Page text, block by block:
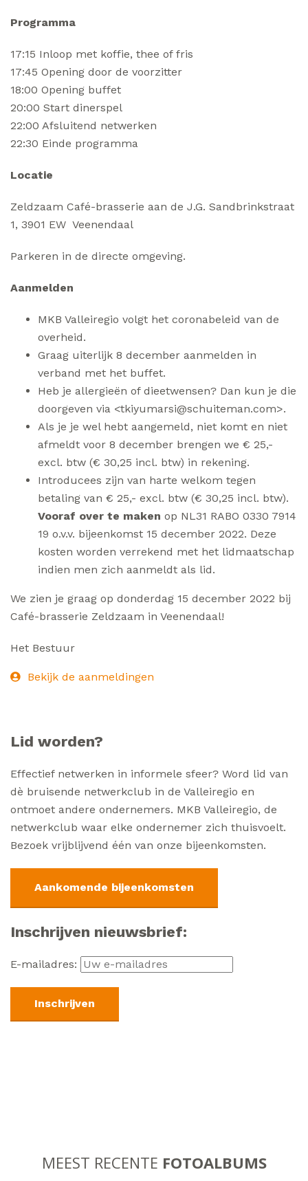
Programma
17:15 Inloop met koffie, thee of fris
17:45 Opening door de voorzitter
18:00 Opening buffet
20:00 Start dinerspel
22:00 Afsluitend netwerken
22:30 Einde programma
Locatie
Zeldzaam Café-brasserie aan de J.G. Sandbrinkstraat
1, 3901 EW Veenendaal
Parkeren in de directe omgeving.
Aanmelden
MKB Valleiregio volgt het coronabeleid van de
overheid.
Graag uiterlijk 8 december aanmelden in
verband met het buffet.
Heb je allergieën of dieetwensen? Dan kun je die
doorgeven via <tkiyumarsi@schuiteman.com>.
Als je je wel hebt aangemeld, niet komt en niet
afmeldt voor 8 december brengen we € 25,-
excl. btw (€ 30,25 incl. btw) in rekening.
Introducees zijn van harte welkom tegen
betaling van € 25,- excl. btw (€ 30,25 incl. btw).
Vooraf over te maken op NL31 RABO 0330 7914
19 o.v.v. bijeenkomst 15 december 2022. Deze
kosten worden verrekend met het lidmaatschap
indien men zich aanmeldt als lid.
We zien je graag op donderdag 15 december 2022 bij
Café-brasserie Zeldzaam in Veenendaal!
Het Bestuur
Bekijk de aanmeldingen
Lid worden?
Effectief netwerken in informele sfeer? Word lid van
dè bruisende netwerkclub in de Valleiregio en
ontmoet andere ondernemers. MKB Valleiregio, de
netwerkclub waar elke ondernemer zich thuisvoelt.
Bezoek vrijblijvend één van onze bijeenkomsten.
Aankomende bijeenkomsten
Inschrijven nieuwsbrief:
E-mailadres:
MEEST RECENTE FOTOALBUMS